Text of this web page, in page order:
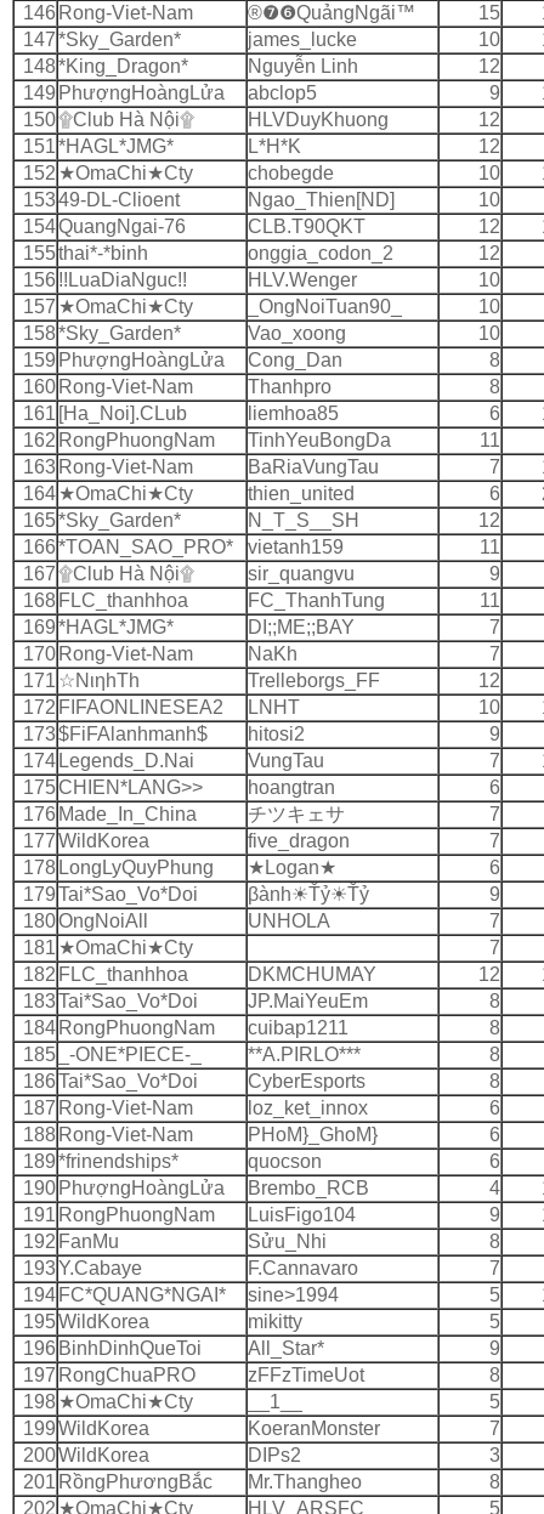
146 Rong-Viet-Nam ®❼❻QuảngNgãi™ 15
147*Sky_Garden* james_lucke 10
148*King_Dragon* Nguyễn Linh
12
149 PhượngHoàngLửa abclop5 9
150۩Club Hà Nội۩ HLVDuyKhuong
12
151*HAGL*JMG* L*H*K 12
152 ★OmaChi★Cty chobegde 10
15349-DL-Clioent Ngao_Thien[ND]
10
154QuangNgai-76 CLB.T90QKT 12
155thai*-*binh onggia_codon_2
12
156 !!LuaDiaNguc!! HLV.Wenger
10
157 ★OmaChi★Cty _OngNoiTuan90_
10
158*Sky_Garden* Vao_xoong
10
159 PhượngHoàngLửa Cong_Dan
8
160 Rong-Viet-Nam Thanhpro
8
161 [Ha_Noi].CLub liemhoa85 6
162 RongPhuongNam TinhYeuBongDa
11
163 Rong-Viet-Nam BaRiaVungTau 7
164★OmaChi★Cty thien_united 6
165*Sky_Garden* N_T_S__SH
12
166*TOAN_SAO_PRO* vietanh159 11
167۩Club Hà Nội۩ sir_quangvu
9
168 FLC_thanhhoa FC_ThanhTung
11
169*HAGL*JMG* DI;;ME;;BAY
7
170 Rong-Viet-Nam NaKh
7
171 ☆ΝιηhΤh Trelleborgs_FF
12
172 FIFAONLINESEA2 LNHT 10
173$FiFAlanhmanh$ hitosi2
9
174 Legends_D.Nai VungTau 7
175CHIEN*LANG>> hoangtran
6
176 Made_In_China チツキェサ
7
177WildKorea five_dragon
7
178 LongLyQuyPhung ★Logan★
6
179Tai*Sao_Vo*Doi βành☀Ťỷ☀Ťỷ
9
180OngNoiAll UNHOLA
7
181 ★OmaChi★Cty
7
182 FLC_thanhhoa DKMCHUMAY 12
183Tai*Sao_Vo*Doi JP.MaiYeuEm
8
184 RongPhuongNam cuibap1211
8
185
_-ONE*PIECE-_ **A.PIRLO***
8
186Tai*Sao_Vo*Doi CyberEsports
8
187 Rong-Viet-Nam loz_ket_innox
6
188 Rong-Viet-Nam PHoM}_GhoM}
6
189*frinendships* quocson
6
190 PhượngHoàngLửa Brembo_RCB 4
191 RongPhuongNam LuisFigo104 9
192 FanMu Sửu_Nhi
8
193Y.Cabaye F.Cannavaro
7
194 FC*QUANG*NGAI* sine>1994 5
195WildKorea mikitty
5
196 BinhDinhQueToi All_Star*
9
197 RongChuaPRO zFFzTimeUot
8
198★OmaChi★Cty __1__
5
199WildKorea KoeranMonster
7
200WildKorea DIPs2
3
201 RồngPhươngBắc Mr.Thangheo
8
202 ★OmaChi★Cty HLV_ARSFC 5